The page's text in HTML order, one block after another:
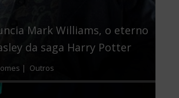
Mark Williams, o eterno
da saga Harry Potter
| Outros